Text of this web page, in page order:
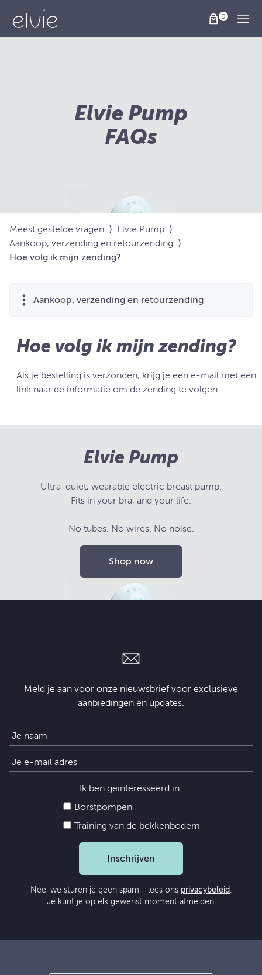
Elvie Pump
FAQs
Meest gestelde vragen ⟩ Elvie Pump ⟩
Aankoop, verzending en retourzending ⟩
Hoe volg ik mijn zending?
Aankoop, verzending en retourzending
Hoe volg ik mijn zending?
Als je bestelling is verzonden, krijg je een e-mail met een
link naar de informatie om de zending te volgen.
Elvie Pump
Ultra-quiet, wearable electric breast pump.
Fits in your bra, and your life.
No tubes. No wires. No noise.
Shop now
Meld je aan voor onze nieuwsbrief voor exclusieve
aanbiedingen en updates.
Ik ben geïnteresseerd in:
Borstpompen
Training van de bekkenbodem
Inschrijven
Nee, we sturen je geen spam - lees ons privacybeleid .
Je kunt je op elk gewenst moment afmelden.